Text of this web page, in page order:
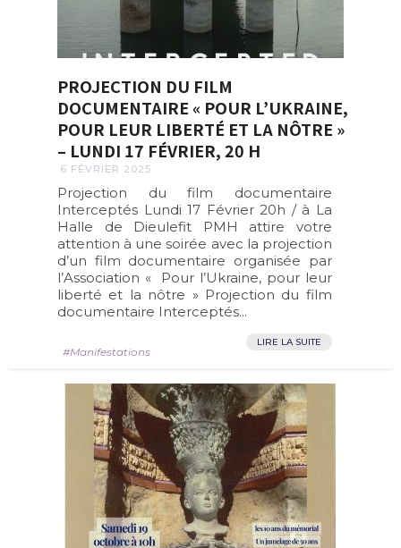
PROJECTION DU FILM
DOCUMENTAIRE « POUR L’UKRAINE,
POUR LEUR LIBERTÉ ET LA NÔTRE »
– LUNDI 17 FÉVRIER, 20 H
6 FÉVRIER 2025
Projection du film documentaire
Interceptés Lundi 17 Février 20h / à La
Halle de Dieulefit PMH attire votre
attention à une soirée avec la projection
d’un film documentaire organisée par
l’Association « Pour l’Ukraine, pour leur
liberté et la nôtre » Projection du film
documentaire Interceptés...
LIRE LA SUITE
Manifestations